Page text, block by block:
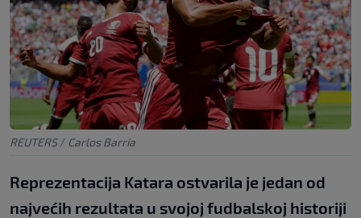
REUTERS / Carlos Barria
Reprezentacija Katara ostvarila je jedan od
najvećih rezultata u svojoj fudbalskoj historiji